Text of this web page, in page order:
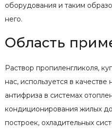
оборудования и таким
него.
Область
Раствор пропиленгликоля,
нас, используется в
антифриза в системах
кондиционирования жилых
построек, охладительных